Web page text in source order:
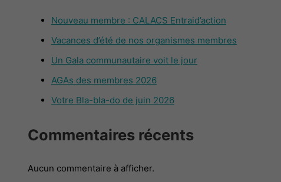
Nouveau membre : CALACS Entraid’action
Vacances d’été de nos organismes membres
Un Gala communautaire voit le jour
AGAs des membres 2026
Votre Bla-bla-do de juin 2026
Commentaires récents
Aucun commentaire à afficher.